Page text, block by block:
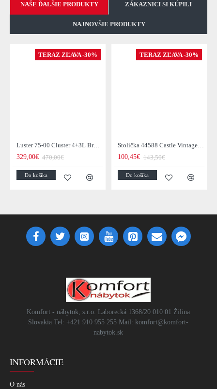
NAŠE ĎALŠIE PRODUKTY ZÁKAZNICI SI KÚPILI
NAJNOVŠIE PRODUKTY
TERAZ ZĽAVA -30%
Luster 75-00 Cluster 4+3L Brown + Jantar Glass
329,00€ 470,00€
Do košíka
TERAZ ZĽAVA -30%
Stolička 44588 Castle Vintage Black
100,45€ 143,50€
Do košíka
Komfort - nábytok, s.r.o. Laborecká 1368/20 010 01 Žilina
Slovakia Tel: +421 910 955 255 Mail: komfort@komfort-
nabytok.sk
INFORMÁCIE
O nás